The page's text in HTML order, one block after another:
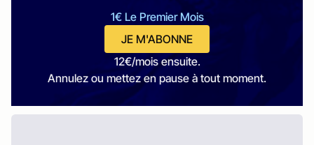
1€ Le Premier Mois
JE M'ABONNE
12€/mois ensuite.
Annulez ou mettez en pause à tout moment.